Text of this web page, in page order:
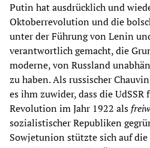
Putin hat ausdrücklich und
Oktoberrevolution und die
unter der Führung von Lenin
verantwortlich gemacht, die
moderne, von Russland
zu haben. Als russischer
es ihm zuwider, dass die UdSSR
Revolution im Jahr 1922 als
sozialistischer Republiken
Sowjetunion stützte sich auf